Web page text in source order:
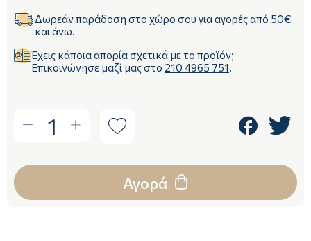
Δωρεάν παράδοση στο χώρο σου για αγορές από 50€
και άνω.
Έχεις κάποια απορία σχετικά με το προϊόν;
Επικοινώνησε μαζί μας στο 210 4965 751.
1
Αγορά